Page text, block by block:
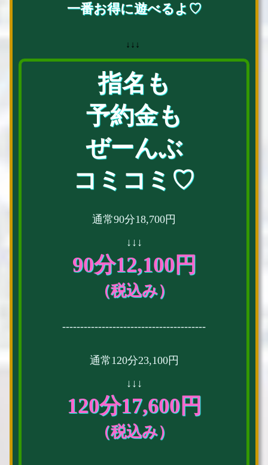
一番お得に遊べるよ♡
↓↓↓
指名も
予約金も
ぜーんぶ
コミコミ♡
通常90分18,700円
↓↓↓
90分12,100円
（税込み）
----------------------------------------
通常120分23,100円
↓↓↓
120分17,600円
（税込み）